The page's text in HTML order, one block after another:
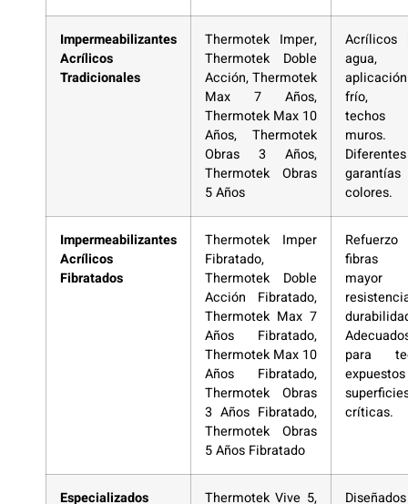
Impermeabilizantes
Acrílicos
Tradicionales
Thermotek Imper,
Thermotek Doble
Acción, Thermotek
Max 7 Años,
Thermotek Max 10
Años, Thermotek
Obras 3 Años,
Thermotek Obras
5 Años
Acrílicos
agua,
frío,
muros.
Diferentes
colores.
Impermeabilizantes
Acrílicos
Fibratados
Thermotek Imper
Fibratado,
Thermotek Doble
Acción Fibratado,
Thermotek Max 7
Años Fibratado,
Thermotek Max 10
Años Fibratado,
Thermotek Obras
3 Años Fibratado,
Thermotek Obras
5 Años Fibratado
fibras
mayor
para
críticas.
Especializados
Thermotek Vive 5,
Diseñados